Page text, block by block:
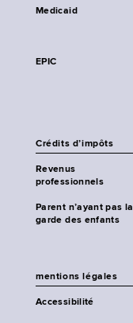
Medicaid
EPIC
Crédits d’impôts
Revenus
professionnels
Parent n’ayant pas la
garde des enfants
mentions légales
Accessibilité